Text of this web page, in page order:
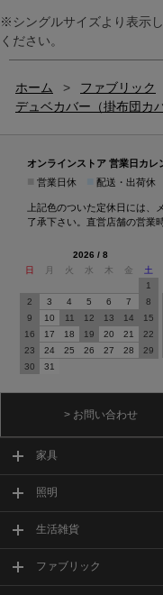
※シングルサイズより表示
ください。
ホーム > ファブリック
デュベカバー（掛布団カ
オンラインストア 営業日カレ
営業日休 配送・出荷休
上記色のついた定休日には
了承下さい。直営店舗の営業
2026 / 8
日
月 火 水 木 金
土
1
2
3 4 5 6 7
8
9
10 11 12 13 14
15
16
17 18 19 20 21
22
23
24 25 26 27 28
29
30
31
> お問い合わせ
家具
照明
生活雑貨
ファブリック